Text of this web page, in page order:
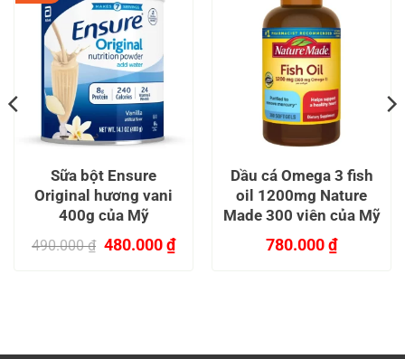
Sữa bột Ensure
Original hương vani
400g của Mỹ
490.000₫ Giá
480.000₫Giá
hiện
Dầu cá Omega 3 fish
oil 1200mg Nature
Made 300 viên của Mỹ
780.000₫